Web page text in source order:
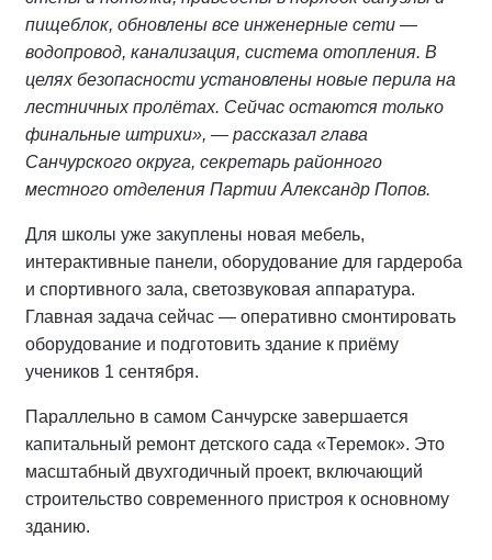
пищеблок, обновлены все инженерные сети —
водопровод, канализация, система отопления. В
целях безопасности установлены новые перила на
лестничных пролётах. Сейчас остаются только
финальные штрихи», — рассказал глава
Санчурского округа, секретарь районного
местного отделения Партии Александр Попов.
Для школы уже закуплены новая мебель,
интерактивные панели, оборудование для гардероба
и спортивного зала, светозвуковая аппаратура.
Главная задача сейчас — оперативно смонтировать
оборудование и подготовить здание к приёму
учеников 1 сентября.
Параллельно в самом Санчурске завершается
капитальный ремонт детского сада «Теремок». Это
масштабный двухгодичный проект, включающий
строительство современного пристроя к основному
зданию.